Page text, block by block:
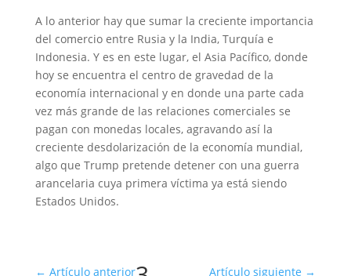
A lo anterior hay que sumar la creciente importancia
del comercio entre Rusia y la India, Turquía e
Indonesia. Y es en este lugar, el Asia Pacífico, donde
hoy se encuentra el centro de gravedad de la
economía internacional y en donde una parte cada
vez más grande de las relaciones comerciales se
pagan con monedas locales, agravando así la
creciente desdolarización de la economía mundial,
algo que Trump pretende detener con una guerra
arancelaria cuya primera víctima ya está siendo
Estados Unidos.
← Artículo anterior Artículo siguiente →